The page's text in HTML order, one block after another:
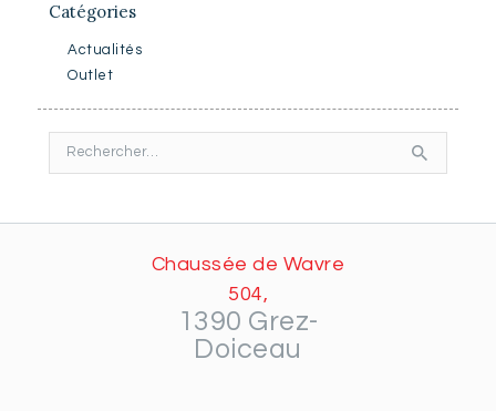
Catégories
Actualités
Outlet
Rechercher :
Chaussée de Wavre
504,
1390 Grez-
Doiceau